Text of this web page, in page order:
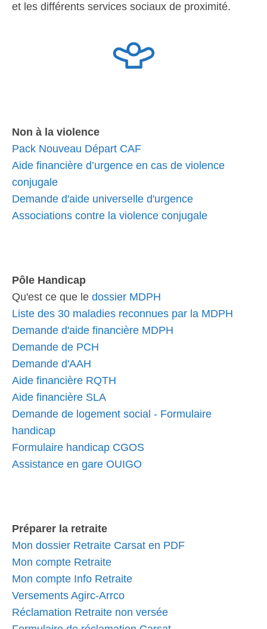
et les différents services sociaux de proximité.
Non à la violence
Pack Nouveau Départ CAF
Aide financière d’urgence en cas de violence
conjugale
Demande d'aide universelle d'urgence
Associations contre la violence conjugale
Pôle Handicap
Qu'est ce que le dossier MDPH
Liste des 30 maladies reconnues par la MDPH
Demande d'aide financière MDPH
Demande de PCH
Demande d'AAH
Aide financière RQTH
Aide financière SLA
Demande de logement social - Formulaire
handicap
Formulaire handicap CGOS
Assistance en gare OUIGO
Préparer la retraite
Mon dossier Retraite Carsat en PDF
Mon compte Retraite
Mon compte Info Retraite
Versements Agirc-Arrco
Réclamation Retraite non versée